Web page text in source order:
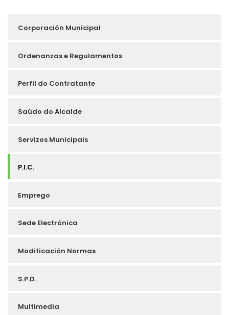
Sidebar
Nav
Corporación Municipal
Ordenanzas e Regulamentos
Perfil do Contratante
Saúdo do Alcalde
Servizos Municipais
P.I.C.
Emprego
Sede Electrónica
Modificación Normas
S.P.D.
Multimedia